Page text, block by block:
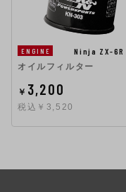
ENGINE
Ninja ZX-6R
オイルフィルター
￥ 3,200
税込￥3,520